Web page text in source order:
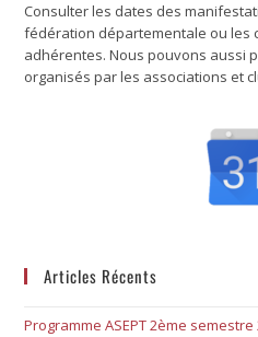
Consulter les dates des
fédération départementale ou les
adhérentes. Nous pouvons aussi
organisés par les associations et
Articles Récents
Programme ASEPT 2ème semestre